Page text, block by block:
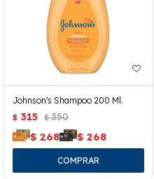
Johnson's Shampoo 200 Ml.
$ 315 $ 350
$ 268 $ 268